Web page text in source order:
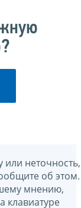
или неточность,
об этом.
мнению,
клавиатуре